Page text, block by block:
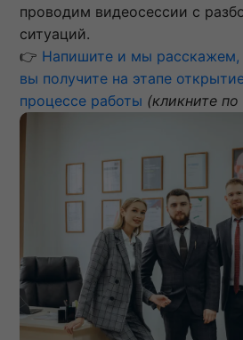
проводим видеосессии с
ситуаций.
👉 Напишите и мы
вы получите на этапе
процессе работы (кликните